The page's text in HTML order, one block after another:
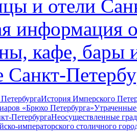
и отели
информация
кафе, бары
История Имперского
«Брюхо Петербурга»
ПетербургаНеосуществленные
императорского столичного